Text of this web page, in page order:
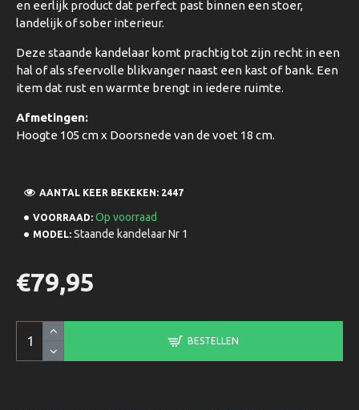
en eerlijk product dat perfect past binnen een stoer,
landelijk of sober interieur.
Deze staande kandelaar komt prachtig tot zijn recht in een
hal of als sfeervolle blikvanger naast een kast of bank. Een
item dat rust en warmte brengt in iedere ruimte.
Afmetingen:
Hoogte 105 cm x Doorsnede van de voet 18 cm.
VOORRAAD: Op voorraad
MODEL: Staande kandelaar Nr 1
AANTAL KEER BEKEKEN: 2447
€79,95
BESTELLEN